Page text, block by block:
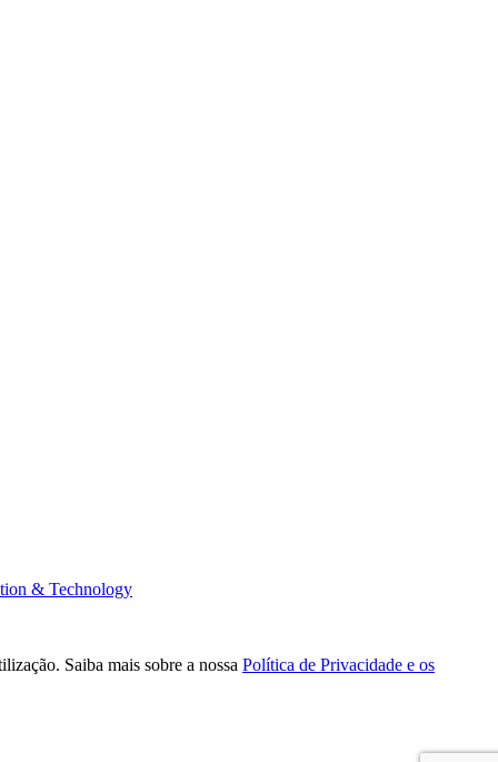
& Technology
Saiba mais sobre a nossa Política de Privacidade e os